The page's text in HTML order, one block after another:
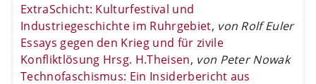
ExtraSchicht: Kulturfestival und
Industriegeschichte im Ruhrgebiet, von Rolf Euler
Essays gegen den Krieg und für zivile
Konfliktlösung Hrsg. H.Theisen, von Peter Nowak
Technofaschismus: Ein Insiderbericht aus